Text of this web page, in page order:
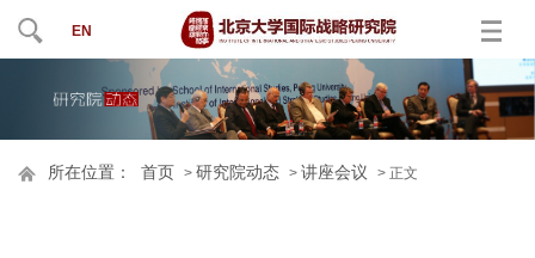
EN
所在位置： 首页 >研究院动态 >讲座会议 > 正文